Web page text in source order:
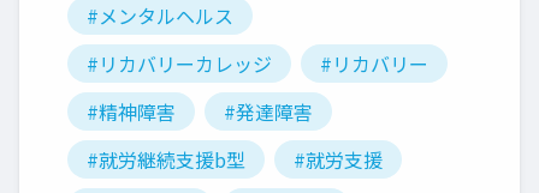
#メンタルヘルス
#リカバリーカレッジ
#リカバリー
#精神障害
#発達障害
#就労継続支援b型
#就労支援